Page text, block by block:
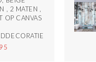
, 2 MATEN ,
OP CANVAS